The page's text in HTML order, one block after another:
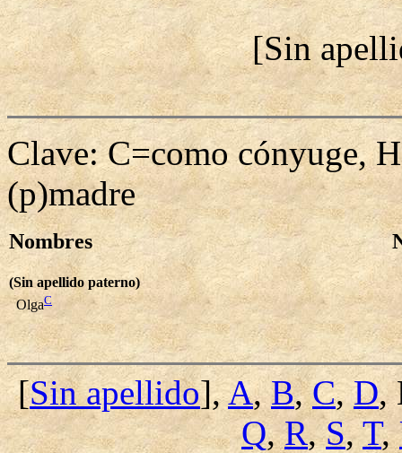
[Sin
Clave: C=como cónyuge,
(p)madre
Nombres
(Sin apellido paterno)
OlgaC
[Sin apellido],A,B,C,D,
Q,R,S,T,